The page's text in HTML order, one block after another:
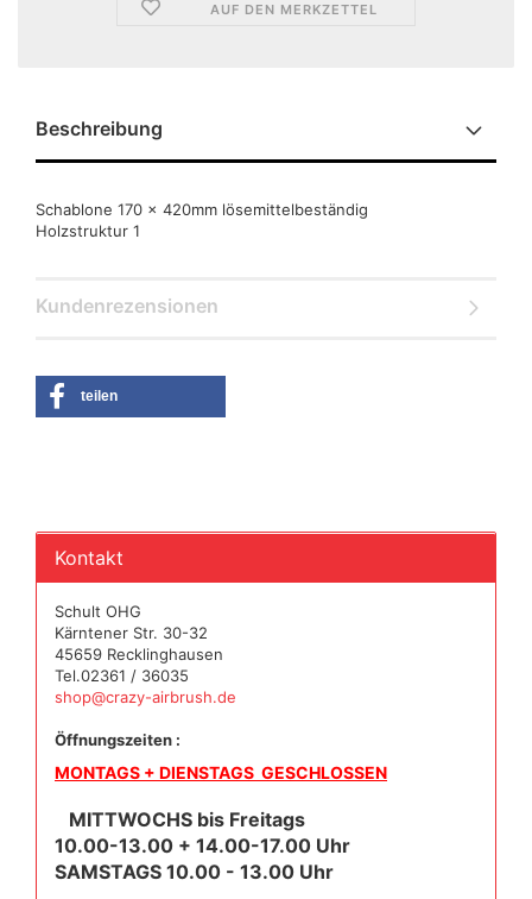
AUF DEN MERKZETTEL
Beschreibung
Schablone 170 x 420mm lösemittelbeständig
Holzstruktur 1
Kundenrezensionen
teilen
Kontakt
Schult OHG
Kärntener Str. 30-32
45659 Recklinghausen
Tel.02361 / 36035
shop@crazy-airbrush.de
Öffnungszeiten :
MONTAGS + DIENSTAGS GESCHLOSSEN
MITTWOCHS bis Freitags
10.00-13.00 + 14.00-17.00 Uhr
SAMSTAGS 10.00 - 13.00 Uhr